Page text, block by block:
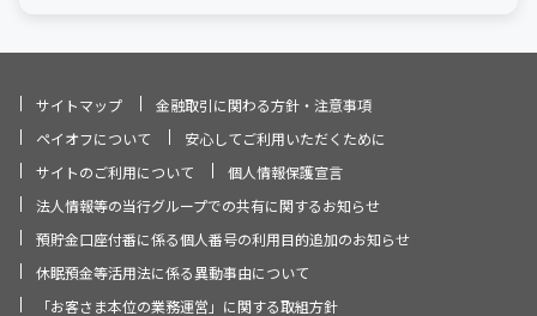
サイトマップ
金融取引に関わる方針・注意事項
ペイオフについて
安心してご利用いただくために
サイトのご利用について
個人情報保護宣言
法人情報等の当行グループでの共有に関するお知らせ
預貯金口座付番に係る個人番号の利用目的追加のお知らせ
休眠預金等活用法に係る異動事由について
「お客さま本位の業務運営」に関する取組方針